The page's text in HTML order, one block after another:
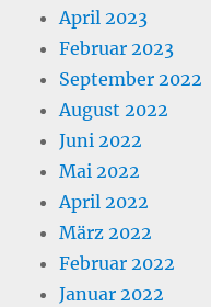
April 2023
Februar 2023
September 2022
August 2022
Juni 2022
Mai 2022
April 2022
März 2022
Februar 2022
Januar 2022